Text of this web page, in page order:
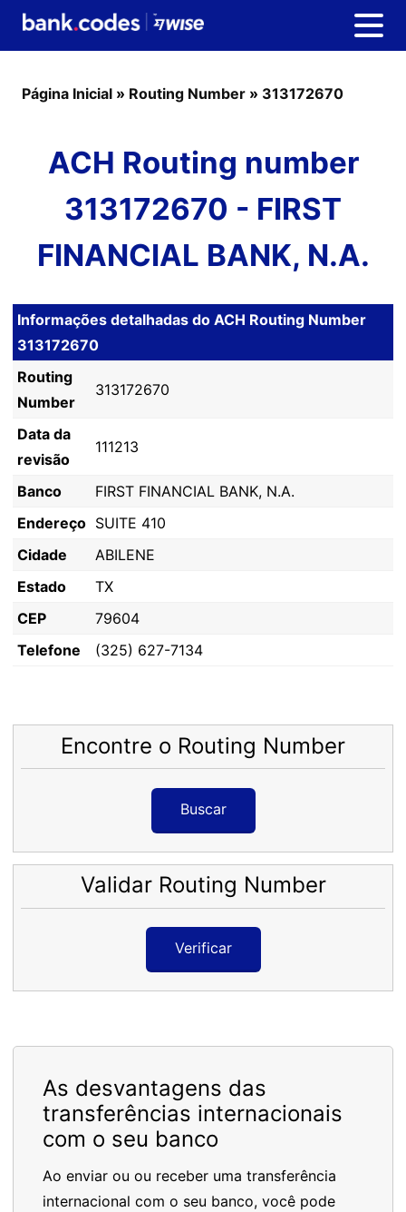
Página Inicial » Routing Number » 313172670
ACH Routing number
313172670 - FIRST
FINANCIAL BANK, N.A.
Informações detalhadas do ACH Routing Number
313172670
Routing
Number
313172670
Data da
revisão
111213
Banco
FIRST FINANCIAL BANK, N.A.
Endereço SUITE 410
Cidade
ABILENE
Estado
TX
CEP
79604
Telefone
(325) 627-7134
Encontre o Routing Number
Buscar
Validar Routing Number
Verificar
As desvantagens das
transferências internacionais
com o seu banco
Ao enviar ou ou receber uma transferência
internacional com o seu banco, você pode